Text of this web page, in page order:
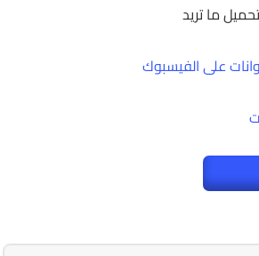
ما تريد
على الفيسبوك